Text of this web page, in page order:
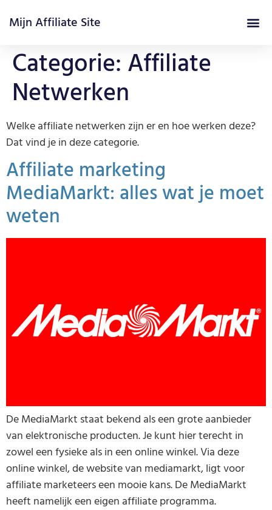
Mijn Affiliate Site
Categorie: Affiliate
Netwerken
Welke affiliate netwerken zijn er en hoe werken deze?
Dat vind je in deze categorie.
Affiliate marketing
MediaMarkt: alles wat je moet
weten
De MediaMarkt staat bekend als een grote aanbieder
van elektronische producten. Je kunt hier terecht in
zowel een fysieke als in een online winkel. Via deze
online winkel, de website van mediamarkt, ligt voor
affiliate marketeers een mooie kans. De MediaMarkt
heeft namelijk een eigen affiliate programma.